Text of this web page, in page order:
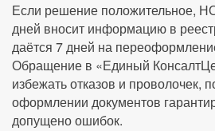
Если решение положительное,
дней вносит информацию в
даётся 7 дней на
Обращение в «Единый
избежать отказов и проволочек,
оформлении документов
допущено ошибок.